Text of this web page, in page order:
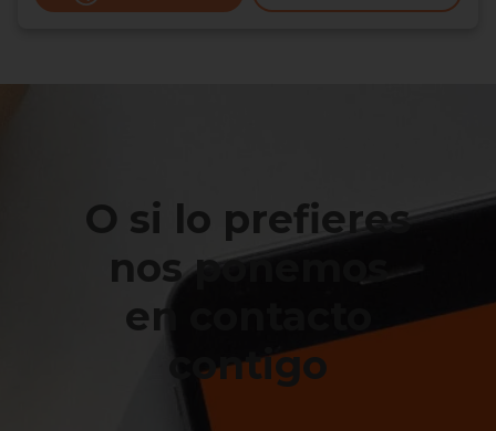
O si lo prefieres
nos ponemos
en contacto
contigo